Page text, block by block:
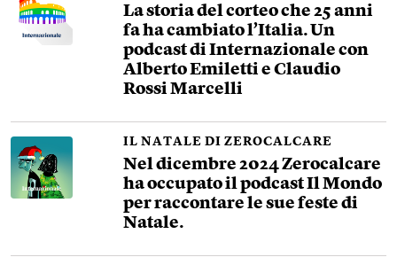
La storia del corteo che 25 anni
fa ha cambiato l’Italia. Un
podcast di Internazionale con
Alberto Emiletti e Claudio
Rossi Marcelli
IL NATALE DI ZEROCALCARE
Nel dicembre 2024 Zerocalcare
ha occupato il podcast Il Mondo
per raccontare le sue feste di
Natale.